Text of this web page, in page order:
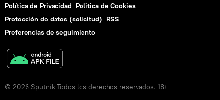
Política de Privacidad Politica de Cookies
Protección de datos (solicitud) RSS
Preferencias de seguimiento
© 2026 Sputnik Todos los derechos reservados. 18+